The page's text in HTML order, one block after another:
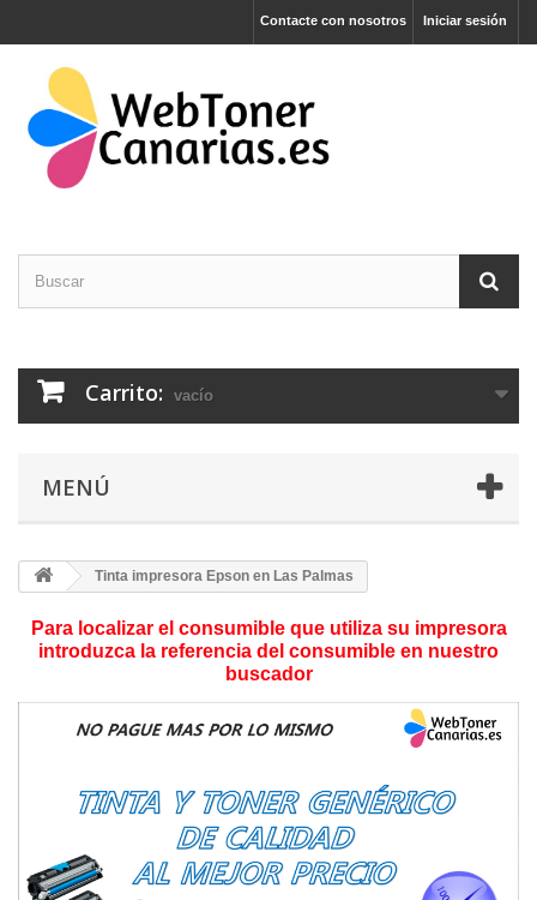
Iniciar sesión
Contacte con nosotros
Carrito: vacío
MENÚ
Tinta impresora Epson en Las Palmas
Para localizar el consumible que utiliza su impresora
introduzca la referencia del consumible en nuestro
buscador